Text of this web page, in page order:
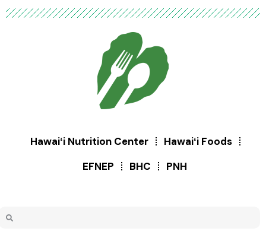
Hawaiʻi Nutrition Center
Hawaiʻi Foods
EFNEP
BHC PNH